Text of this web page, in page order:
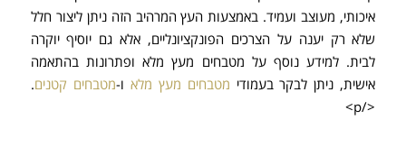
איכותי, מעוצב ועמיד. באמצעות העץ המרהיב הזה ניתן ליצור חלל
שלא רק יענה על הצרכים הפונקציונליים, אלא גם יוסיף יוקרה
לבית. למידע נוסף על מטבחים מעץ מלא ופתרונות בהתאמה
אישית, ניתן לבקר בעמודי מטבחים מעץ מלא ו-מטבחים קטנים.
</p>